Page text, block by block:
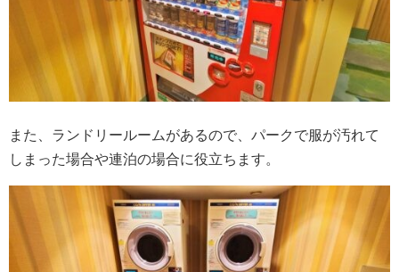
また、ランドリールームがあるので、パークで服が汚れて
しまった場合や連泊の場合に役立ちます。